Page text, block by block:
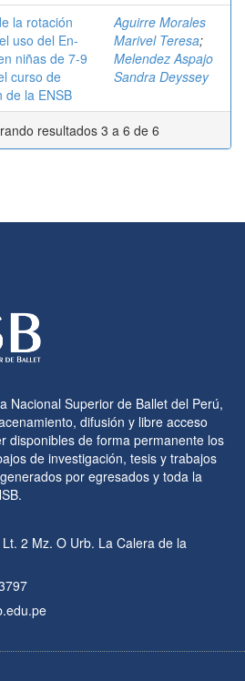
la rotación
uso del En-
niñas de 7-9
curso de
de la ENSB
Aguirre Morales
Marivel Teresa;
Melendez Aspajo
Sandra Deyssey
resultados 3 a 6 de 6
Nacional Superior de Ballet del Perú,
difusión y libre acceso
disponibles de forma permanente los
de investigación, tesis y trabajos
por egresados y toda la
2 Mz. O Urb. La Calera de la